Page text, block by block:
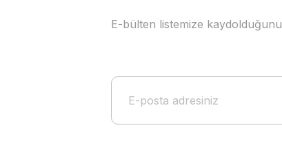
E-bülten listemize